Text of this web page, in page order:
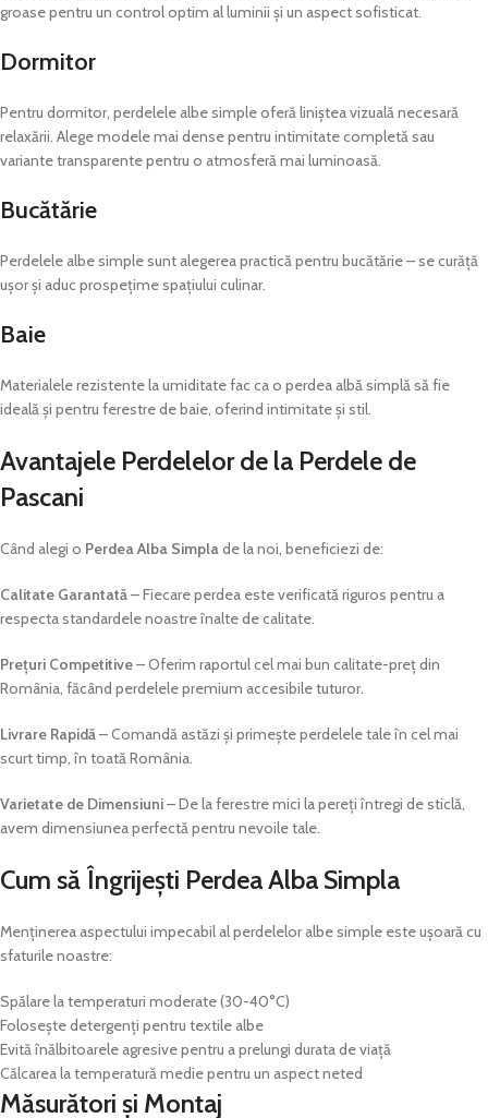
groase pentru un control optim al luminii și un aspect sofisticat.
Dormitor
Pentru dormitor, perdelele albe simple oferă liniștea vizuală necesară
relaxării. Alege modele mai dense pentru intimitate completă sau
variante transparente pentru o atmosferă mai luminoasă.
Bucătărie
Perdelele albe simple sunt alegerea practică pentru bucătărie – se curăță
ușor și aduc prospețime spațiului culinar.
Baie
Materialele rezistente la umiditate fac ca o perdea albă simplă să fie
ideală și pentru ferestre de baie, oferind intimitate și stil.
Avantajele Perdelelor de la Perdele de
Pascani
Când alegi o Perdea Alba Simplade la noi, beneficiezi de:
Calitate Garantată– Fiecare perdea este verificată riguros pentru a
respecta standardele noastre înalte de calitate.
Prețuri Competitive– Oferim raportul cel mai bun calitate-preț din
România, făcând perdelele premium accesibile tuturor.
Livrare Rapidă– Comandă astăzi și primește perdelele tale în cel mai
scurt timp, în toată România.
Varietate de Dimensiuni– De la ferestre mici la pereți întregi de sticlă,
avem dimensiunea perfectă pentru nevoile tale.
Cum să Îngrijești Perdea Alba Simpla
Menținerea aspectului impecabil al perdelelor albe simple este ușoară cu
sfaturile noastre:
Spălare la temperaturi moderate (30-40°C)
Folosește detergenți pentru textile albe
Evită înălbitoarele agresive pentru a prelungi durata de viață
Călcarea la temperatură medie pentru un aspect neted
Măsurători și Montaj